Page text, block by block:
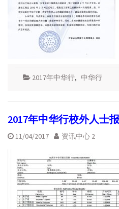
2017年中华行, 中华行
2017年中华行校外人士
11/04/2017 资讯中心 2